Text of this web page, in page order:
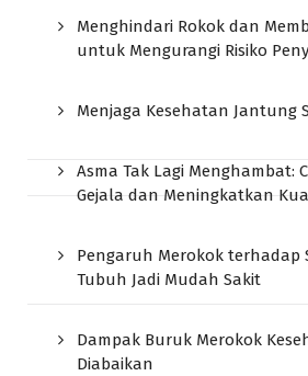
Menghindari Rokok dan
untuk Mengurangi Risiko
Menjaga Kesehatan Jantung
Asma Tak Lagi Menghambat:
Gejala dan Meningkatkan
Pengaruh Merokok terhadap
Tubuh Jadi Mudah Sakit
Dampak Buruk Merokok
Diabaikan